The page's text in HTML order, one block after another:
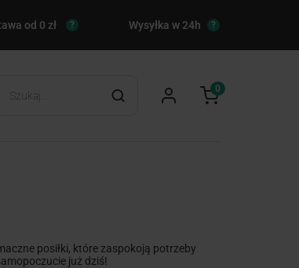
od 0 zł ? Wysyłka w 24h ?
0
posiłki, które zaspokoją potrzeby
już dziś!